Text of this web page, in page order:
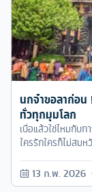
นกจ๋าขอลาก่อ
ทั่วทุกมุมโลก
เบื่อแล้วใช่ไหมกับ
ใครรักใครก็ไม่สมห
วันนี้เราจะพาไปเ
สถานที่ศักดิ์สิทธิ์ทั่ว
13 ก.พ. 2026